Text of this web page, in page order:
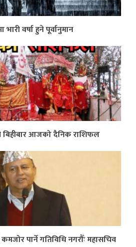
वर्षा हुने पूर्वानुमान
आजको दैनिक राशिफल
पार्ने गतिविधि नगरौँः महासचिव